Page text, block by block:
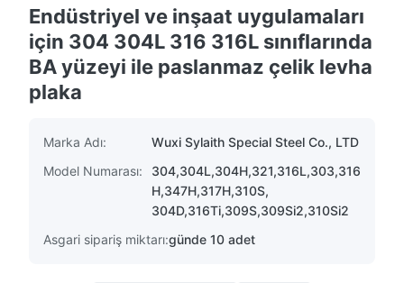
Endüstriyel ve inşaat uygulamaları
için 304 304L 316 316L sınıflarında
BA yüzeyi ile paslanmaz çelik levha
plaka
Marka Adı:
Wuxi Sylaith Special Steel Co., LTD
Model Numarası:
304,304L,304H,321,316L,303,316
H,347H,317H,310S,
304D,316Ti,309S,309Si2,310Si2
Asgari sipariş miktarı:günde 10 adet